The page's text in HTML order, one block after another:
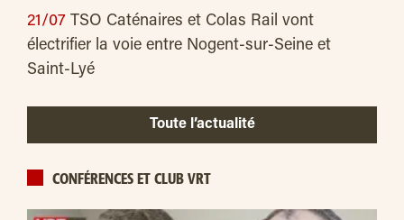
21/07 TSO Caténaires et Colas Rail vont
électrifier la voie entre Nogent-sur-Seine et
Saint-Lyé
Toute l’actualité
CONFÉRENCES ET CLUB VRT